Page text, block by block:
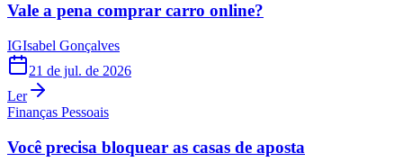
Vale a pena comprar carro online?
IGIsabel Gonçalves
21 de jul. de 2026
Ler
Finanças Pessoais
Você precisa bloquear as casas de aposta